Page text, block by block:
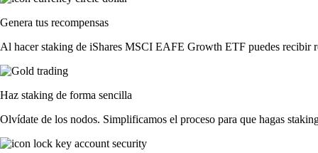
Genera tus recompensas
Al hacer staking de iShares MSCI EAFE Growth ETF puedes recibir
Haz staking de forma sencilla
Olvídate de los nodos. Simplificamos el proceso para que hagas